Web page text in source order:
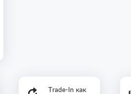
Trade-In как